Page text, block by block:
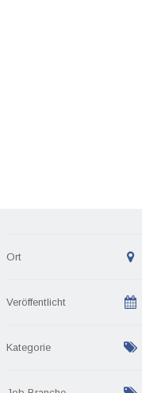
Ort
Veröffentlicht
Kategorie